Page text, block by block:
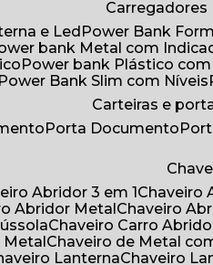
e Led Power Bank
bank Metal com
Power bank Plástico
Power Bank Slim com Níveis
Carteiras e
Porta Documento
Abridor 3 em 1
Abridor Metal Chaveiro
Chaveiro Carro
Metal Chaveiro de Metal
Lanterna Chaveiro